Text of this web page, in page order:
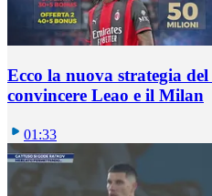
Ecco la nuova strategia
convincere Leao e il Milan
01:33